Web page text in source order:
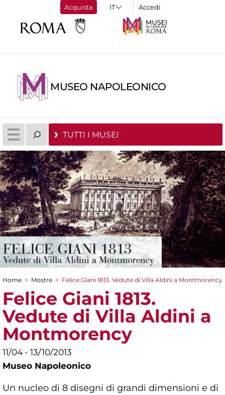
Acquista Accedi
MUSEO NAPOLEONICO
TUTTI I MUSEI
Tu sei qui
Home > Mostre > Felice Giani 1813. Vedute di Villa Aldini a Montmorency
Felice Giani 1813.
Vedute di Villa Aldini a
Montmorency
11/04 - 13/10/2013
Museo Napoleonico
Un nucleo di 8 disegni di grandi dimensioni e di